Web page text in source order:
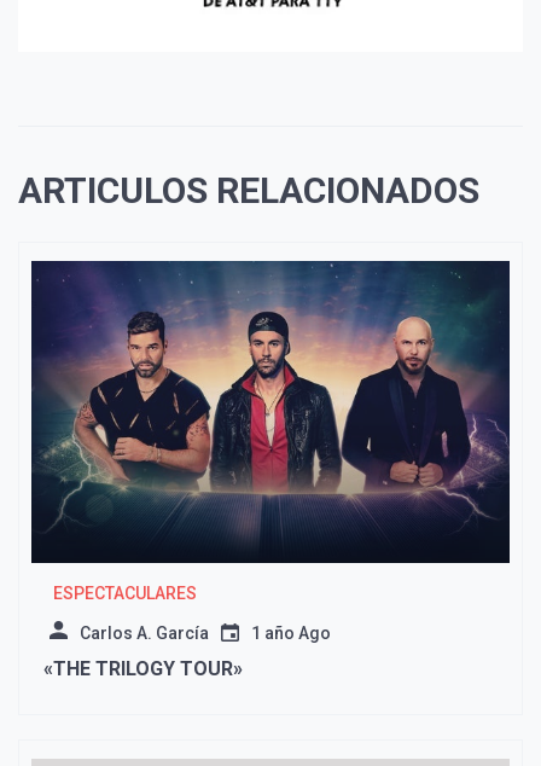
ARTICULOS RELACIONADOS
ESPECTACULARES
Carlos A. García 1 año Ago
«THE TRILOGY TOUR»